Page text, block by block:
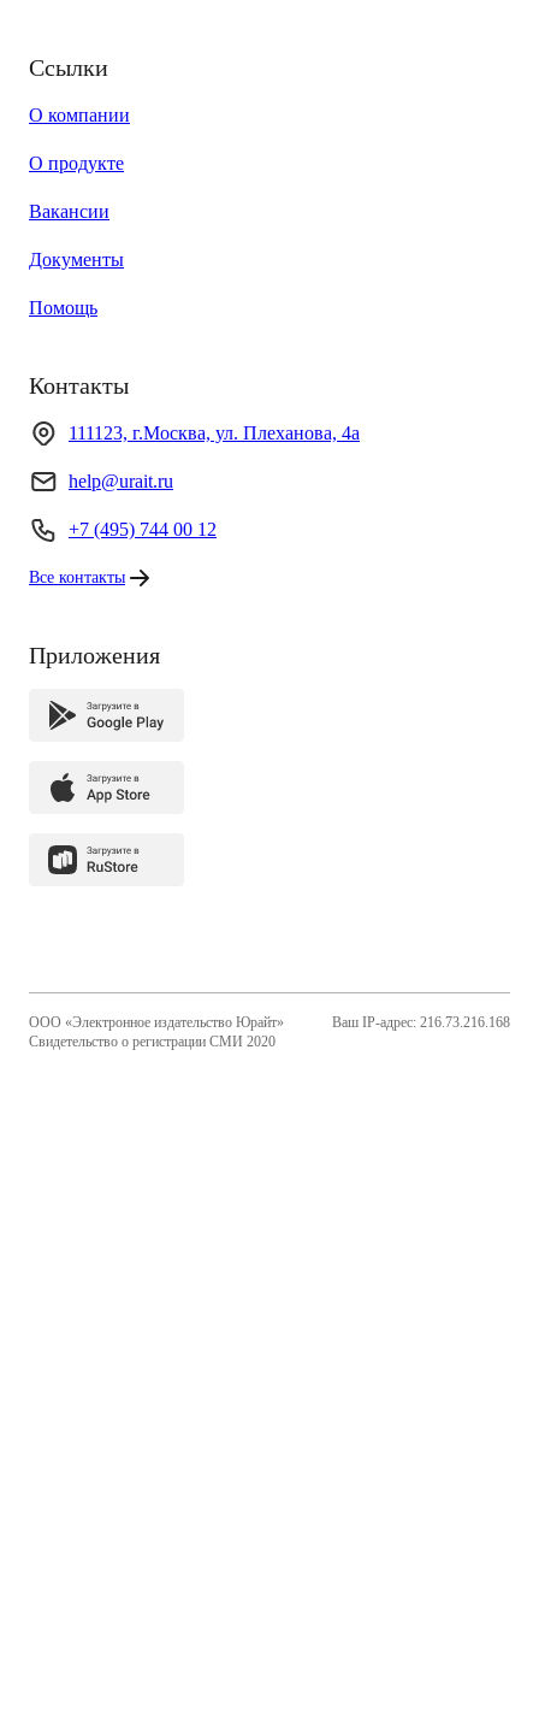
Ссылки
О компании
О продукте
Вакансии
Документы
Помощь
Контакты
111123, г.Москва, ул. Плеханова, 4а
help@urait.ru
+7 (495) 744 00 12
Все контакты
Приложения
ООО «Электронное издательство Юрайт»
Свидетельство о регистрации СМИ 2020
Ваш IP-адрес: 216.73.216.168